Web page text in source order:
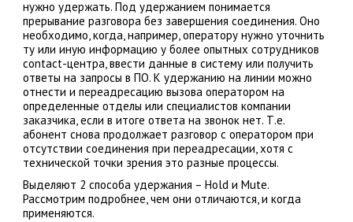
нужно удержать. Под удержанием понимается
прерывание разговора без завершения соединения. Оно
необходимо, когда, например, оператору нужно уточнить
ту или иную информацию у более опытных сотрудников
contact-центра, ввести данные в систему или получить
ответы на запросы в ПО. К удержанию на линии можно
отнести и переадресацию вызова оператором на
определенные отделы или специалистов компании
заказчика, если в итоге ответа на звонок нет. Т.е.
абонент снова продолжает разговор с оператором при
отсутствии соединения при переадресации, хотя с
технической точки зрения это разные процессы.
Выделяют 2 способа удержания – Hold и Mute.
Рассмотрим подробнее, чем они отличаются, и когда
применяются.